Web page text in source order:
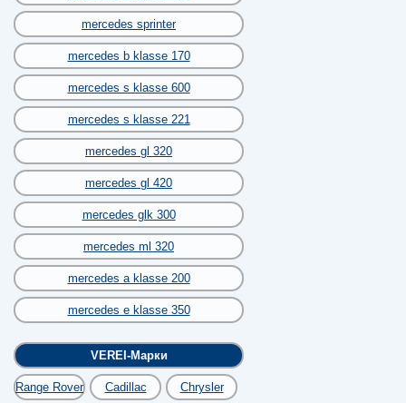
mercedes sprinter
mercedes b klasse 170
mercedes s klasse 600
mercedes s klasse 221
mercedes gl 320
mercedes gl 420
mercedes glk 300
mercedes ml 320
mercedes a klasse 200
mercedes e klasse 350
VEREI-Марки
Range Rover Cadillac Chrysler